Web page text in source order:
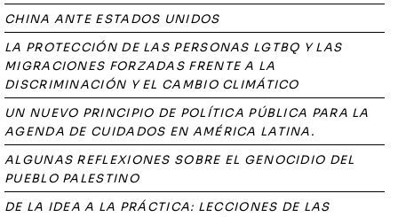
CHINA ANTE ESTADOS UNIDOS
LA PROTECCIÓN DE LAS PERSONAS LGTBQ Y LAS
MIGRACIONES FORZADAS FRENTE A LA
DISCRIMINACIÓN Y EL CAMBIO CLIMÁTICO
UN NUEVO PRINCIPIO DE POLÍTICA PÚBLICA PARA LA
AGENDA DE CUIDADOS EN AMÉRICA LATINA.
ALGUNAS REFLEXIONES SOBRE EL GENOCIDIO DEL
PUEBLO PALESTINO
DE LA IDEA A LA PRÁCTICA: LECCIONES DE LAS